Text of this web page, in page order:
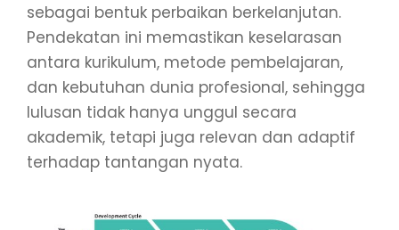
sebagai bentuk perbaikan berkelanjutan.
Pendekatan ini memastikan keselarasan
antara kurikulum, metode pembelajaran,
dan kebutuhan dunia profesional, sehingga
lulusan tidak hanya unggul secara
akademik, tetapi juga relevan dan adaptif
terhadap tantangan nyata.